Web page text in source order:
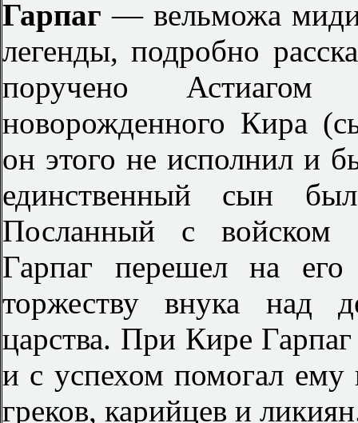
Гарпаг— вельможа
легенды, подробно
поручено Астиагом
новорожденного Кира
он этого не исполнил и
единственный сын
Посланный с войском
Гарпаг перешел на его
торжеству внука над
царства. При Кире
и с успехом помогал ему
греков, карийцев и